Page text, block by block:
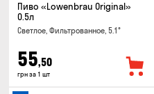
Пиво «Lowenbrau Original»
0.5л
Светлое, Фильтрованное, 5.1°
55,50
грн за 1 шт